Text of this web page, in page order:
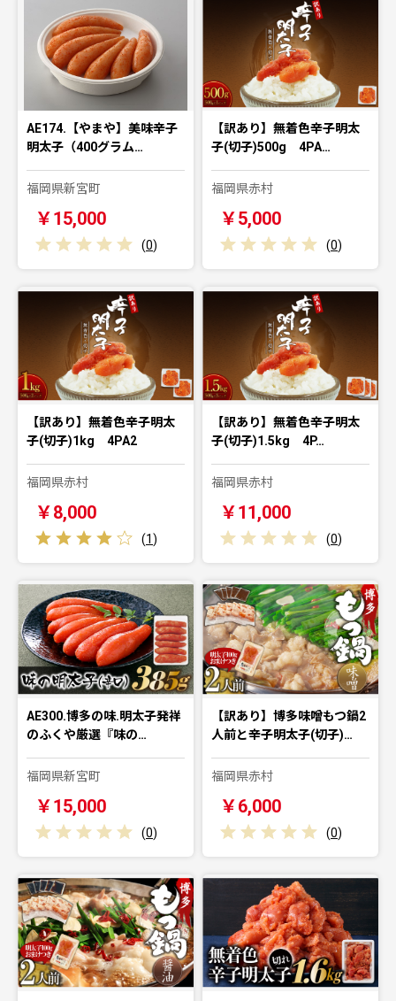
AE174.【やまや】美味辛子
明太子（400グラム…
福岡県新宮町
￥15,000
(0)
【訳あり】無着色辛子明太
子(切子)500g 4PA…
福岡県赤村
￥5,000
(0)
【訳あり】無着色辛子明太
子(切子)1kg 4PA2
福岡県赤村
￥8,000
(1)
【訳あり】無着色辛子明太
子(切子)1.5kg 4P…
福岡県赤村
￥11,000
(0)
AE300.博多の味.明太子発祥
のふくや厳選『味の…
福岡県新宮町
￥15,000
(0)
【訳あり】博多味噌もつ鍋2
人前と辛子明太子(切子)…
福岡県赤村
￥6,000
(0)